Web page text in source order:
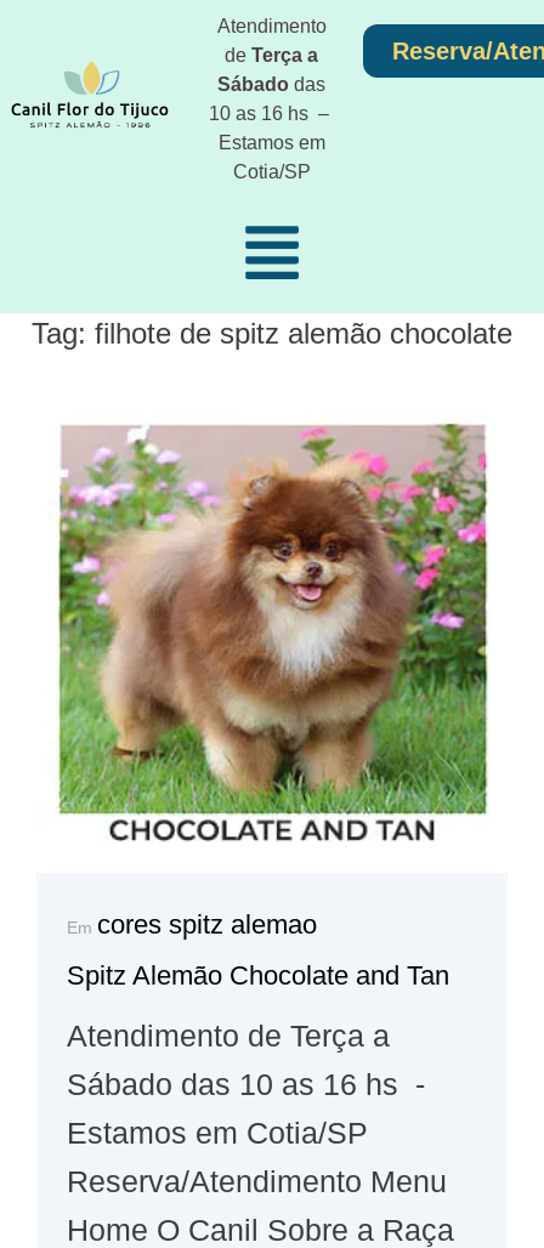
Atendimento
deTerça a
Sábado das
10 as 16 hs –
Estamos em
Cotia/SP
Reserva/
Tag: filhote de spitz alemão chocolate
Em cores spitz alemao
Spitz Alemão Chocolate and Tan
Atendimento de Terça a
Sábado das 10 as 16 hs -
Estamos em Cotia/SP
Reserva/Atendimento Menu
Home O Canil Sobre a Raça